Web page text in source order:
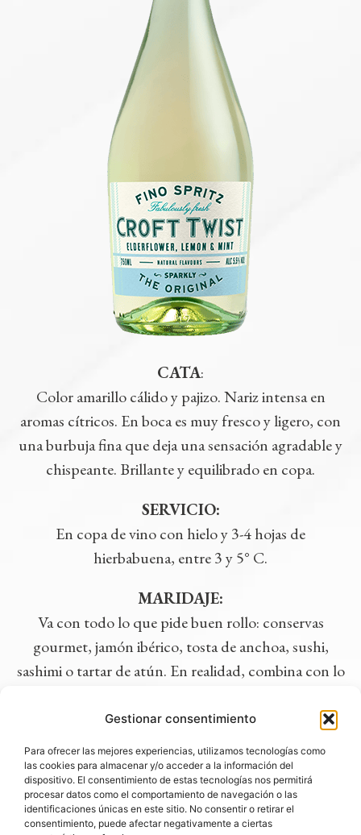
Gestionar consentimiento
Para ofrecer las mejores experiencias, utilizamos tecnologías como
las cookies para almacenar y/o acceder a la información del
dispositivo. El consentimiento de estas tecnologías nos permitirá
procesar datos como el comportamiento de navegación o las
identificaciones únicas en este sitio. No consentir o retirar el
consentimiento, puede afectar negativamente a ciertas
CATA:
Color amarillo cálido y pajizo. Nariz intensa en
aromas cítricos. En boca es muy fresco y ligero, con
una burbuja fina que deja una sensación agradable y
chispeante. Brillante y equilibrado en copa.
SERVICIO:
En copa de vino con hielo y 3-4 hojas de
hierbabuena, entre 3 y 5° C.
MARIDAJE:
Va con todo lo que pide buen rollo: conservas
gourmet, jamón ibérico, tosta de anchoa, sushi,
sashimi o tartar de atún. En realidad, combina con lo
VINUM NOBILE, S.L.